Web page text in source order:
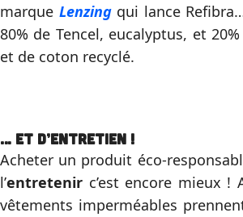
marque Lenzingqui lance
80% de Tencel, eucalyptus, et
et de coton recyclé.
… et d’entretien !
Acheter un produit éco-
l’entretenir c’est encore mieux !
vêtements imperméables